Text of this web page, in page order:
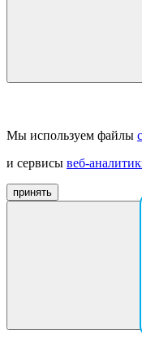
Мы используем файлы
и сервисы веб-
принять